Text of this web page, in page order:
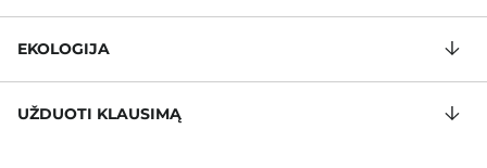
EKOLOGIJA
UŽDUOTI KLAUSIMĄ